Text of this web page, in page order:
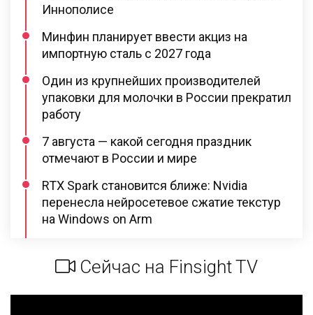
Иннополисе
Минфин планирует ввести акциз на
импортную сталь с 2027 года
Один из крупнейших производителей
упаковки для молочки в России прекратил
работу
7 августа — какой сегодня праздник
отмечают в России и мире
RTX Spark становится ближе: Nvidia
перенесла нейросетевое сжатие текстур
на Windows on Arm
Сейчас на Finsight TV